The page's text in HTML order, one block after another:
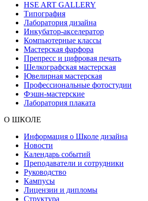
HSE ART GALLERY
Типография
Лаборатория дизайна
Инкубатор-акселератор
Компьютерные классы
Мастерская фарфора
Препресс и цифровая печать
Шелкографская мастерская
Ювелирная мастерская
Профессиональные фотостудии
Фэшн-мастерские
Лаборатория плаката
О ШКОЛЕ
Информация о Школе дизайна
Новости
Календарь событий
Преподаватели и сотрудники
Руководство
Кампусы
Лицензии и дипломы
Структура